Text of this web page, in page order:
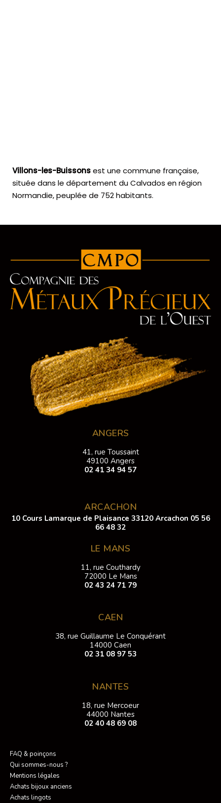
Villons-les-Buissonsest une commune française,
située dans le département du Calvados en région
Normandie, peuplée de 752 habitants.
ANGERS
41, rue Toussaint
49100 Angers
02 41 34 94 57
ARCACHON
10 Cours Lamarque de Plaisance 33120 Arcachon 05 56
66 48 32
LE MANS
11, rue Couthardy
72000 Le Mans
02 43 24 71 79
CAEN
38, rue Guillaume Le Conquérant
14000 Caen
02 31 08 97 53
NANTES
18, rue Mercoeur
44000 Nantes
02 40 48 69 08
FAQ & poinçons
Qui sommes-nous ?
Mentions légales
Achats bijoux anciens
Achats lingots